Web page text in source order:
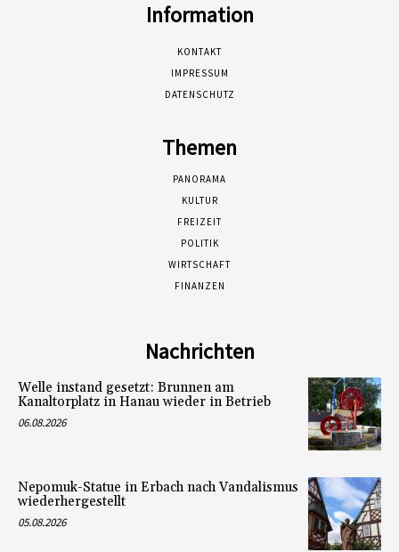
Information
KONTAKT
IMPRESSUM
DATENSCHUTZ
Themen
PANORAMA
KULTUR
FREIZEIT
POLITIK
WIRTSCHAFT
FINANZEN
Nachrichten
Welle instand gesetzt: Brunnen am
Kanaltorplatz in Hanau wieder in Betrieb
06.08.2026
Nepomuk-Statue in Erbach nach Vandalismus
wiederhergestellt
05.08.2026